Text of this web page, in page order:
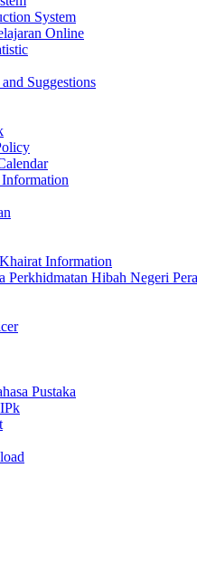
System
Online
Suggestions
Information
Perkhidmatan Hibah Negeri
Pustaka